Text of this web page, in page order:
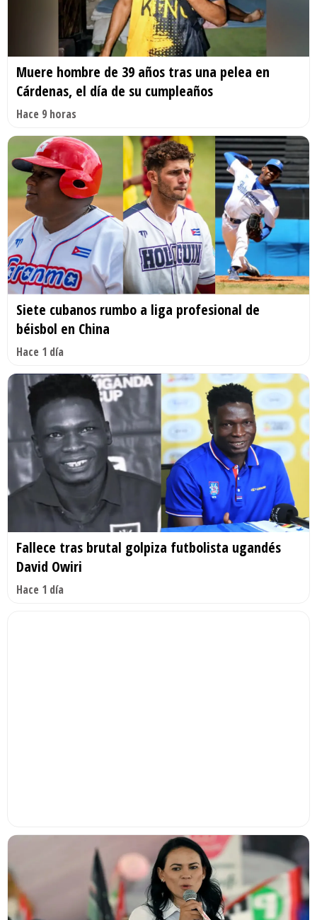
Muere hombre de 39 años tras una pelea en
Cárdenas, el día de su cumpleaños
Hace 9 horas
Siete cubanos rumbo a liga profesional de
béisbol en China
Hace 1 día
Fallece tras brutal golpiza futbolista ugandés
David Owiri
Hace 1 día